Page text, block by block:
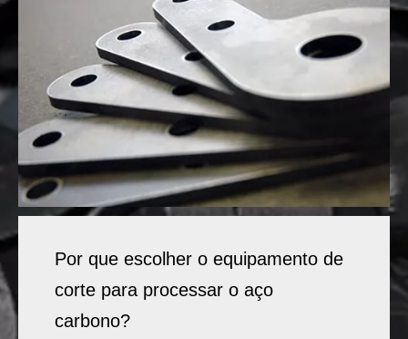
Partes da máquina
Por que escolher o equipamento de
corte para processar o aço
carbono?